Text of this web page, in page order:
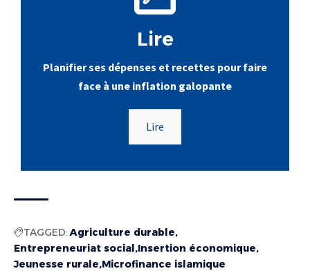
Lire
Planifier ses dépenses et recettes pour faire
face à une inflation galopante
Lire
TAGGED:Agriculture durable
Entrepreneuriat social Insertion économique
Jeunesse rurale Microfinance islamique